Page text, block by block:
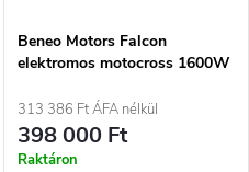
Beneo Motors Falcon
elektromos motocross 1600W
313 386 Ft ÁFA nélkül
398 000 Ft
Raktáron